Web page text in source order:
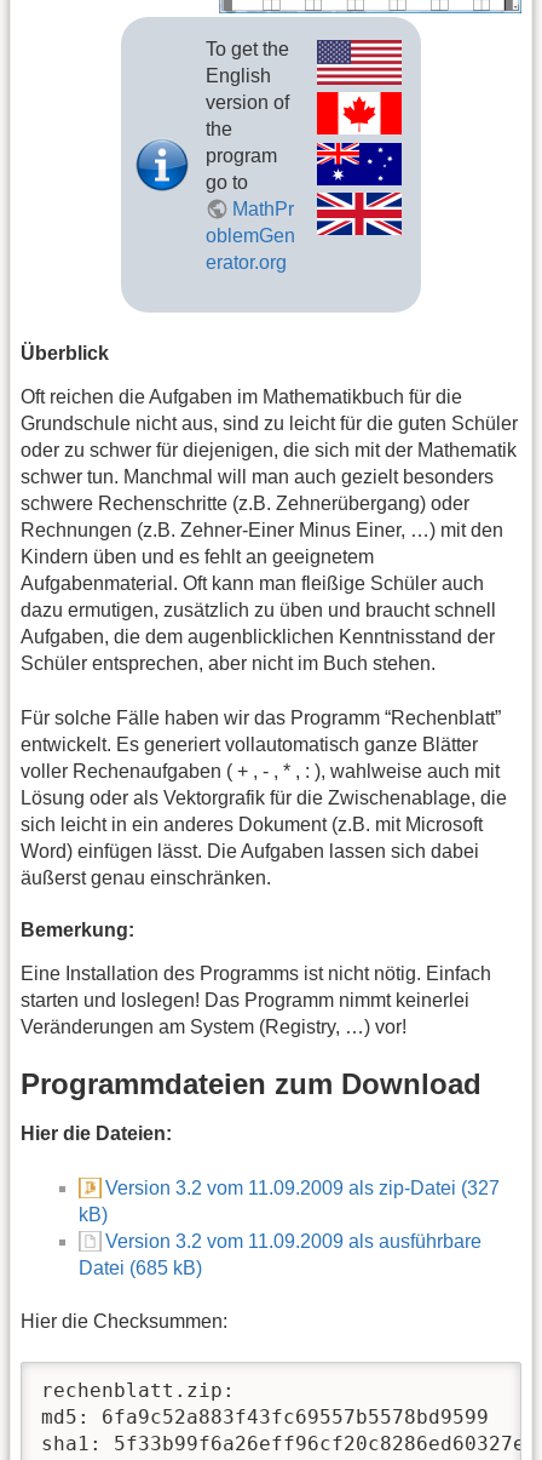
To get the
English
version of
the
program
go to
MathPr
oblemGen
erator.org
Überblick
Oft reichen die Aufgaben im Mathematikbuch für die
Grundschule nicht aus, sind zu leicht für die guten Schüler
oder zu schwer für diejenigen, die sich mit der Mathematik
schwer tun. Manchmal will man auch gezielt besonders
schwere Rechenschritte (z.B. Zehnerübergang) oder
Rechnungen (z.B. Zehner-Einer Minus Einer, …) mit den
Kindern üben und es fehlt an geeignetem
Aufgabenmaterial. Oft kann man fleißige Schüler auch
dazu ermutigen, zusätzlich zu üben und braucht schnell
Aufgaben, die dem augenblicklichen Kenntnisstand der
Schüler entsprechen, aber nicht im Buch stehen.
Für solche Fälle haben wir das Programm “Rechenblatt”
entwickelt. Es generiert vollautomatisch ganze Blätter
voller Rechenaufgaben ( + , - , * , : ), wahlweise auch mit
Lösung oder als Vektorgrafik für die Zwischenablage, die
sich leicht in ein anderes Dokument (z.B. mit Microsoft
Word) einfügen lässt. Die Aufgaben lassen sich dabei
äußerst genau einschränken.
Bemerkung:
Eine Installation des Programms ist nicht nötig. Einfach
starten und loslegen! Das Programm nimmt keinerlei
Veränderungen am System (Registry, …) vor!
Programmdateien zum Download
Hier die Dateien:
Version 3.2 vom 11.09.2009 als zip-Datei (327
kB)
Version 3.2 vom 11.09.2009 als ausführbare
Datei (685 kB)
Hier die Checksummen:
rechenblatt.zip:
md5: 6fa9c52a883f43fc69557b5578bd9599
sha1: